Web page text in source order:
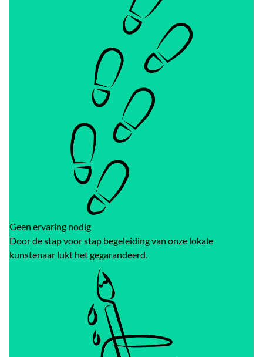
Geen ervaring nodig
Door de stap voor stap begeleiding van onze lokale
kunstenaar lukt het gegarandeerd.